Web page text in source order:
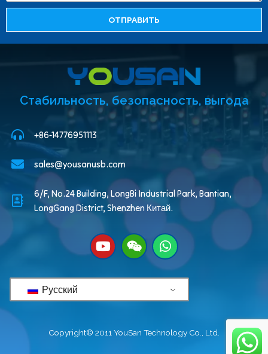
ОТПРАВИТЬ
Стабильность, безопасность, выгода
+86-14776951113
sales@yousanusb.com
6/F, No.24 Building, LongBi Industrial Park, Bantian,
LongGang District, Shenzhen Китай.
Русский
Copyright© 2011 YouSan Technology Co., Ltd.